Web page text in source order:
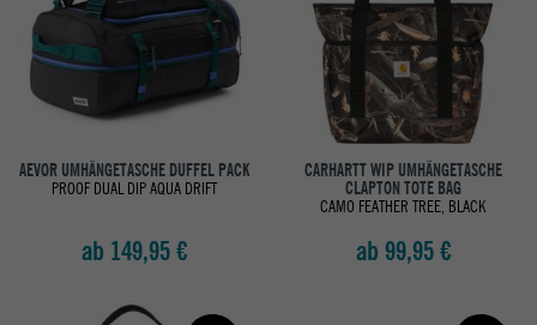
AEVOR UMHÄNGETASCHE DUFFEL PACK
PROOF DUAL DIP AQUA DRIFT
ab 149,95 €
CARHARTT WIP UMHÄNGETASCHE
CLAPTON TOTE BAG
CAMO FEATHER TREE, BLACK
ab 99,95 €